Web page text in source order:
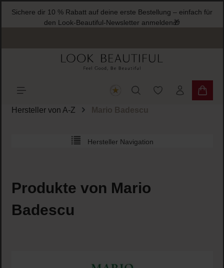
springen
Sichere dir 10 % Rabatt auf
den Look-Beautiful-
Du hast 0
Hersteller von A-Z Mario Badescu
Hersteller Navigation
Produkte von Mario
Badescu